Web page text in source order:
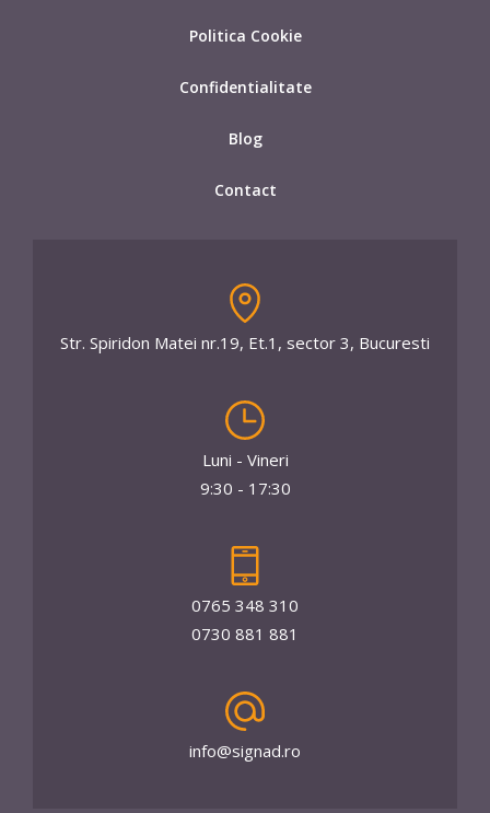
Politica Cookie
Confidentialitate
Blog
Contact
Str. Spiridon Matei nr.19, Et.1, sector 3, Bucuresti
Luni - Vineri
9:30 - 17:30
0765 348 310
0730 881 881
info@signad.ro